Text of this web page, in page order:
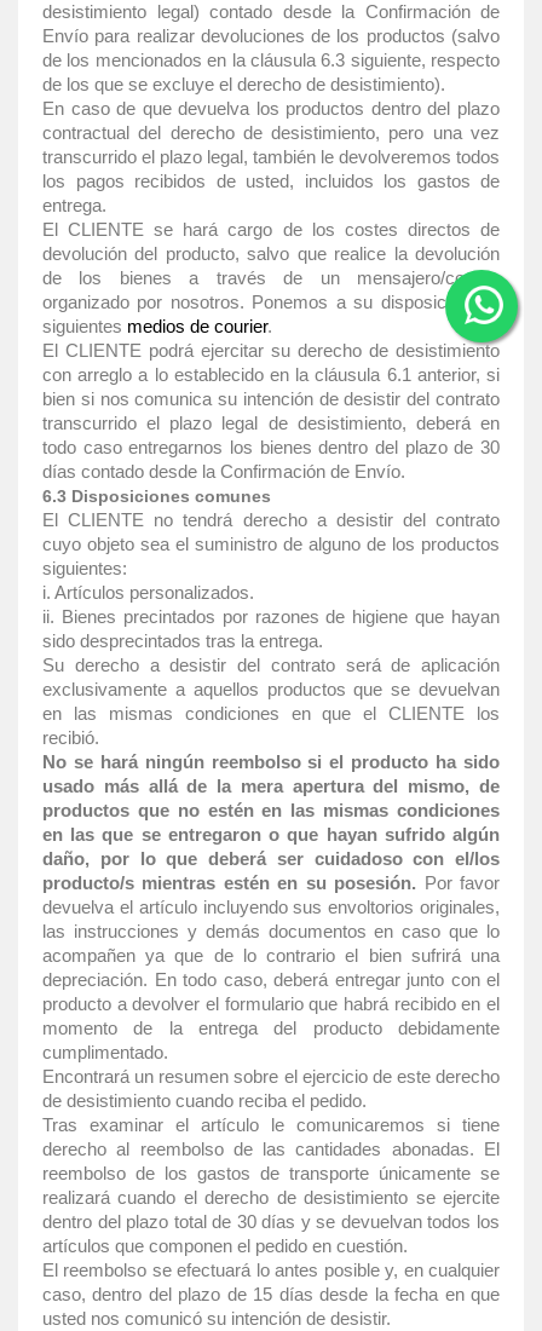
desistimiento legal) contado desde la Confirmación de
Envío para realizar devoluciones de los productos (salvo
de los mencionados en la cláusula 6.3 siguiente, respecto
de los que se excluye el derecho de desistimiento).
En caso de que devuelva los productos dentro del plazo
contractual del derecho de desistimiento, pero una vez
transcurrido el plazo legal, también le devolveremos todos
los pagos recibidos de usted, incluidos los gastos de
entrega.
El CLIENTE se hará cargo de los costes directos de
devolución del producto, salvo que realice la devolución
de los bienes a través de un mensajero/courier
organizado por nosotros. Ponemos a su disposición los
siguientes medios de courier.
El CLIENTE podrá ejercitar su derecho de desistimiento
con arreglo a lo establecido en la cláusula 6.1 anterior, si
bien si nos comunica su intención de desistir del contrato
transcurrido el plazo legal de desistimiento, deberá en
todo caso entregarnos los bienes dentro del plazo de 30
días contado desde la Confirmación de Envío.
6.3 Disposiciones comunes
El CLIENTE no tendrá derecho a desistir del contrato
cuyo objeto sea el suministro de alguno de los productos
siguientes:
i. Artículos personalizados.
ii. Bienes precintados por razones de higiene que hayan
sido desprecintados tras la entrega.
Su derecho a desistir del contrato será de aplicación
exclusivamente a aquellos productos que se devuelvan
en las mismas condiciones en que el CLIENTE los
recibió.
No se hará ningún reembolso si el producto ha sido
usado más allá de la mera apertura del mismo, de
productos que no estén en las mismas condiciones
en las que se entregaron o que hayan sufrido algún
daño, por lo que deberá ser cuidadoso con el/los
producto/s mientras estén en su posesión. Por favor
devuelva el artículo incluyendo sus envoltorios originales,
las instrucciones y demás documentos en caso que lo
acompañen ya que de lo contrario el bien sufrirá una
depreciación. En todo caso, deberá entregar junto con el
producto a devolver el formulario que habrá recibido en el
momento de la entrega del producto debidamente
cumplimentado.
Encontrará un resumen sobre el ejercicio de este derecho
de desistimiento cuando reciba el pedido.
Tras examinar el artículo le comunicaremos si tiene
derecho al reembolso de las cantidades abonadas. El
reembolso de los gastos de transporte únicamente se
realizará cuando el derecho de desistimiento se ejercite
dentro del plazo total de 30 días y se devuelvan todos los
artículos que componen el pedido en cuestión.
El reembolso se efectuará lo antes posible y, en cualquier
caso, dentro del plazo de 15 días desde la fecha en que
usted nos comunicó su intención de desistir.